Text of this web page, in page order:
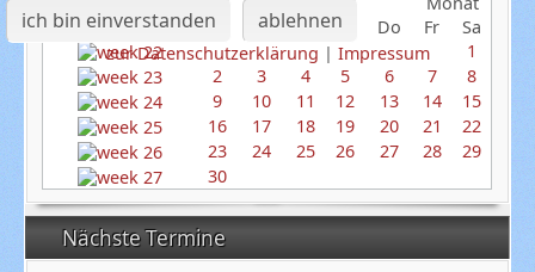
So
Mo Di Mi Do Fr
Sa
1
2
3 4 5 6 7
8
9
10 11 12 13 14
15
16
17 18 19 20 21
22
23
24 25 26 27 28
29
30
Nächste Termine
ich bin einverstanden ablehnen
zur Datenschutzerklärung | Impressum